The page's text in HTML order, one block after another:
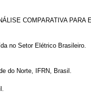
COMPARATIVA PARA
no Setor Elétrico Brasileiro.
do Norte, IFRN, Brasil.